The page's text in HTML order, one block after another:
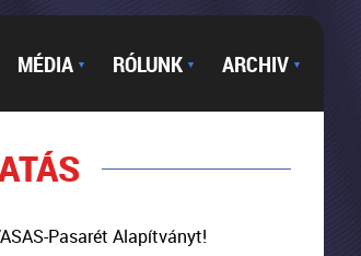
MÉDIA ▼ RÓLUNK ▼ ARCHIV ▼
Pasarét Alapítványt!